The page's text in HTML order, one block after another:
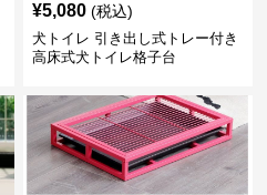
¥5,080 (税込)
犬トイレ 引き出し式トレー付き
高床式犬トイレ格子台